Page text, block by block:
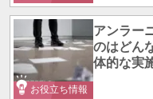
お役立ち情報
アンラー
のはどん
体的な実